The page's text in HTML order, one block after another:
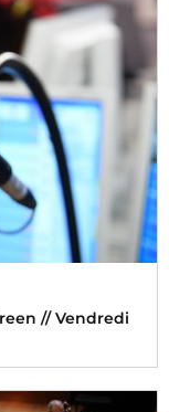
// Vendredi